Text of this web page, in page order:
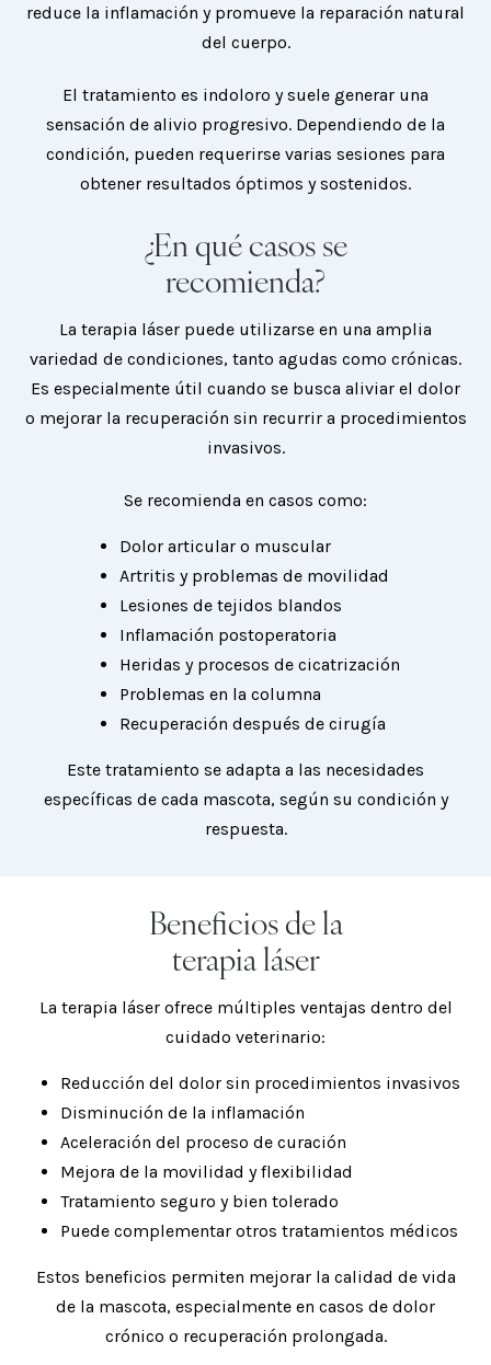
reduce la inflamación y promueve la reparación natural
del cuerpo.
El tratamiento es indoloro y suele generar una
sensación de alivio progresivo. Dependiendo de la
condición, pueden requerirse varias sesiones para
obtener resultados óptimos y sostenidos.
¿En qué casos se
recomienda?
La terapia láser puede utilizarse en una amplia
variedad de condiciones, tanto agudas como crónicas.
Es especialmente útil cuando se busca aliviar el dolor
o mejorar la recuperación sin recurrir a procedimientos
invasivos.
Se recomienda en casos como:
Dolor articular o muscular
Artritis y problemas de movilidad
Lesiones de tejidos blandos
Inflamación postoperatoria
Heridas y procesos de cicatrización
Problemas en la columna
Recuperación después de cirugía
Este tratamiento se adapta a las necesidades
específicas de cada mascota, según su condición y
respuesta.
Beneficios de la
terapia láser
La terapia láser ofrece múltiples ventajas dentro del
cuidado veterinario:
Reducción del dolor sin procedimientos invasivos
Disminución de la inflamación
Aceleración del proceso de curación
Mejora de la movilidad y flexibilidad
Tratamiento seguro y bien tolerado
Puede complementar otros tratamientos médicos
Estos beneficios permiten mejorar la calidad de vida
de la mascota, especialmente en casos de dolor
crónico o recuperación prolongada.